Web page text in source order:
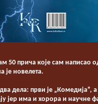
50 прича које сам написао
је новелета.
дела: први је „Комедија”,
јер има и хорора и научне